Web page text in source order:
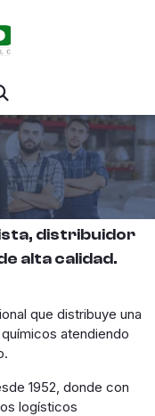
distribuidor
alta calidad.
que distribuye una
atendiendo
1952, donde con
logísticos